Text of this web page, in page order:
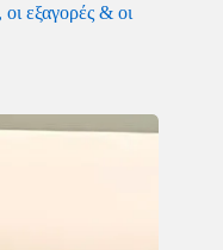
εξαγορές & οι